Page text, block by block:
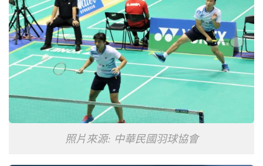
照片來源: 中華民國羽球協會